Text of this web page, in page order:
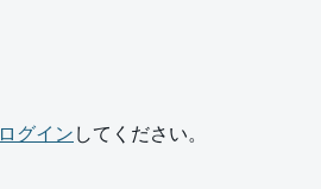
ログイン してください。